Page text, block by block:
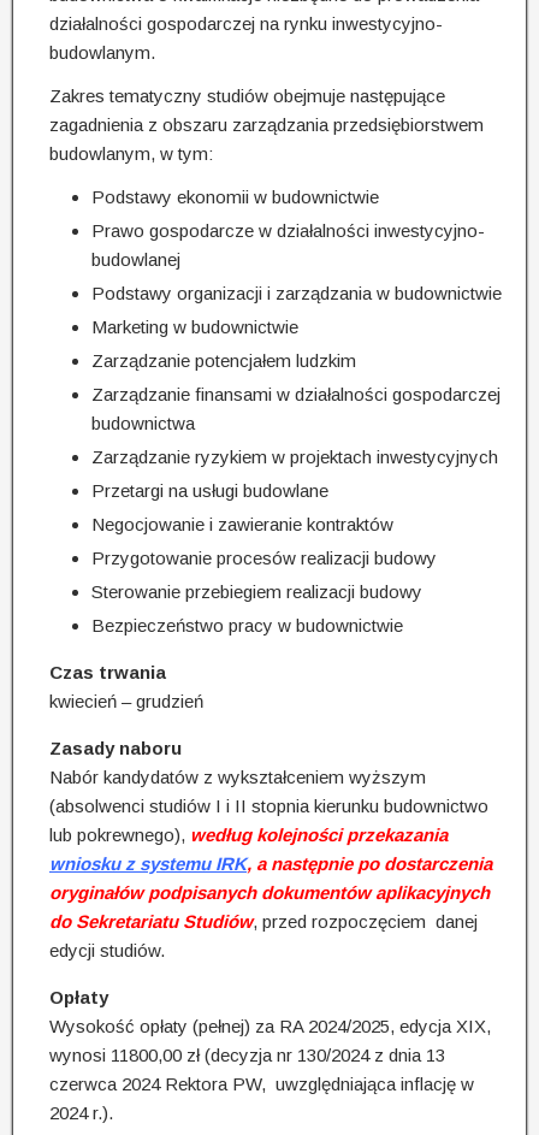
działalności gospodarczej na rynku inwestycyjno-
budowlanym.
Zakres tematyczny studiów obejmuje następujące
zagadnienia z obszaru zarządzania przedsiębiorstwem
budowlanym, w tym:
Podstawy ekonomii w budownictwie
Prawo gospodarcze w działalności inwestycyjno-
budowlanej
Podstawy organizacji i zarządzania w budownictwie
Marketing w budownictwie
Zarządzanie potencjałem ludzkim
Zarządzanie finansami w działalności gospodarczej
budownictwa
Zarządzanie ryzykiem w projektach inwestycyjnych
Przetargi na usługi budowlane
Negocjowanie i zawieranie kontraktów
Przygotowanie procesów realizacji budowy
Sterowanie przebiegiem realizacji budowy
Bezpieczeństwo pracy w budownictwie
Czas trwania
kwiecień – grudzień
Zasady naboru
Nabór kandydatów z wykształceniem wyższym
(absolwenci studiów I i II stopnia kierunku budownictwo
lub pokrewnego), według kolejności przekazania
wniosku z systemu IRK, a następnie po dostarczenia
oryginałów podpisanych dokumentów aplikacyjnych
do Sekretariatu Studiów, przed rozpoczęciem danej
edycji studiów.
Opłaty
Wysokość opłaty (pełnej) za RA 2024/2025, edycja XIX,
wynosi 11800,00 zł (decyzja nr 130/2024 z dnia 13
czerwca 2024 Rektora PW, uwzględniająca inflację w
2024 r.).